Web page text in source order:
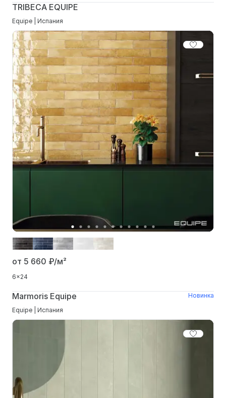
TRIBECA EQUIPE
Equipe | Испания
от 5 660 ₽/м²
6x24
Marmoris Equipe
Новинка
Equipe | Испания